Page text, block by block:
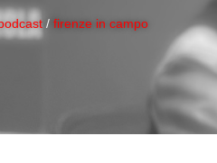
/ firenze in campo